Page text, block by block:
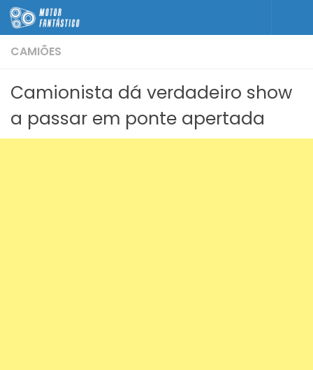
Skip to content
CAMIÕES
Camionista dá verdadeiro show
a passar em ponte apertada